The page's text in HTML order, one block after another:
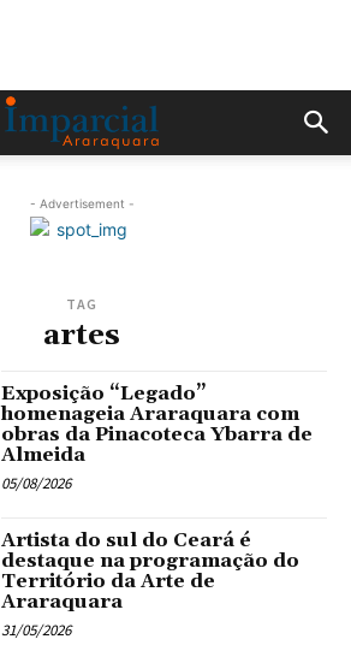
- Advertisement -
TAG
artes
Exposição “Legado”
homenageia Araraquara com
obras da Pinacoteca Ybarra de
Almeida
05/08/2026
Artista do sul do Ceará é
destaque na programação do
Território da Arte de
Araraquara
31/05/2026